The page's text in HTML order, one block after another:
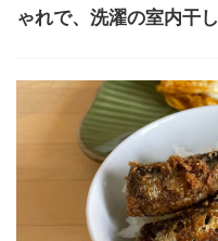
ゃれで、洗濯の室内干